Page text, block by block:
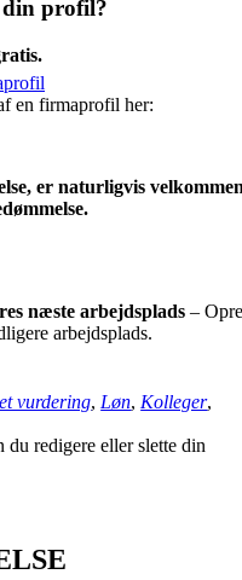
din profil?
en firmaprofil her:
er naturligvis
næste arbejdsplads –
arbejdsplads.
vurdering, Løn, Kolleger,
redigere eller slette din